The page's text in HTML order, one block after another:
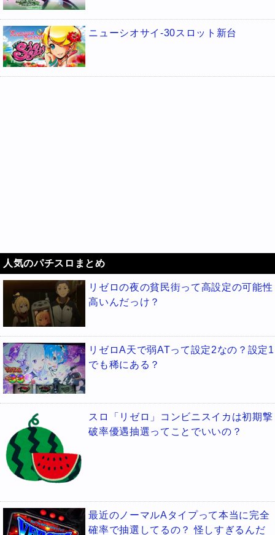
ニューシオサイ-30スロット新台
人気のパチスロまとめ
リゼロの夜の貧民街って高設定の可能性
高いんだっけ？
リゼロA天で弱ATって設定2なの？設定1
でも稀にある？
スロ「リゼロ」コンビニスイカは初期撃
破率優遇抽選ってことでいいの？
最近のノーマルAタイプって本当に完全
確率で抽選してるの？ 怪しすぎるんだ